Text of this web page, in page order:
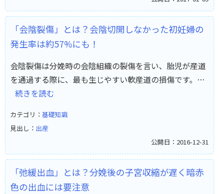
「会陰裂傷」とは？会陰切開しなかった初妊婦の
発生率は約57%にも！
会陰裂傷は分娩時の会陰組織の裂傷を言い、胎児が産道
を通過する際に、最も生じやすい軟産道の損傷です。…
続きを読む
カテゴリ： 基礎知識
見出し： 出産
公開日：2016-12-31
「弛緩出血」とは？分娩後の子宮収縮が遅く暗赤
色の出血には要注意